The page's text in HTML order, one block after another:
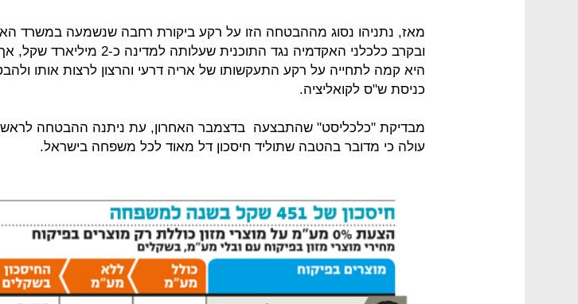
מאז, נתניהו נסוג מההבטחה הזו על רקע ביקורת רחבה שנשמעה במשרד
ובקרב כלכלני האקדמיה נגד התוכנית שעלותה למדינה
היא קמה לתחייה על רקע התעקשותו של אריה דרעי והרצון לרצות אותו
כניסת ש"ס לקואליציה.
מבדיקת "כלכליסט" שהתבצעה בדצמבר האחרון, עת ניתנה ההבטחה
עולה כי מדובר בהטבה שתוליד חיסכון דל מאוד לכל משפחה בישראל.